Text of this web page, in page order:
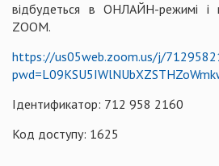
відбудеться в ОНЛАЙН-режимі і
ZOOM.
https://us05web.zoom.us/j/
Ідентификатор: 712 958 2160
Код доступу: 1625